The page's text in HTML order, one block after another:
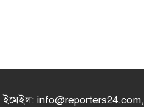
info@reporters24.com,